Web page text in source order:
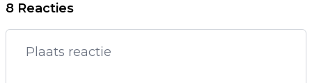
8 Reacties